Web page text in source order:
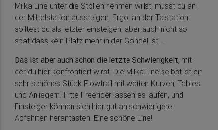
Milka Line unter die Stollen nehmen willst, musst du an
der Mittelstation aussteigen. Ergo: an der Talstation
solltest du als letzter einsteigen, aber auch nicht so
spät dass kein Platz mehr in der Gondel ist …
Das ist aber auch schon die letzte Schwierigkeit, mit
der du hier konfrontiert wirst. Die Milka Line selbst ist ein
sehr schönes Stück Flowtrail mit weiten Kurven, Tables
und Anliegern. Fitte Freerider lassen es laufen, und
Einsteiger können sich hier gut an schwierigere
Abfahrten herantasten. Eine schöne Line!